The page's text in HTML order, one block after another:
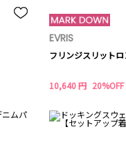
EVRIS
フリンジスリット
10,640 円 20%OFF